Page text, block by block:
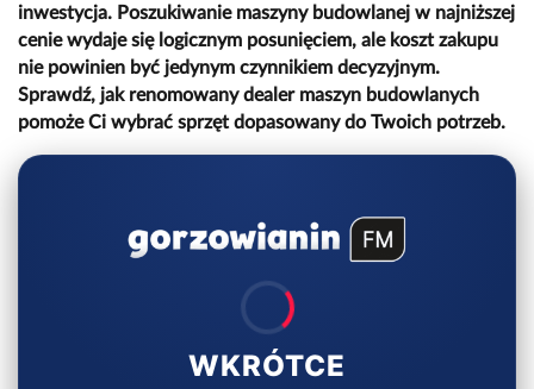
inwestycja. Poszukiwanie maszyny budowlanej w najniższej
cenie wydaje się logicznym posunięciem, ale koszt zakupu
nie powinien być jedynym czynnikiem decyzyjnym.
Sprawdź, jak renomowany dealer maszyn budowlanych
pomoże Ci wybrać sprzęt dopasowany do Twoich potrzeb.
WKRÓTCE